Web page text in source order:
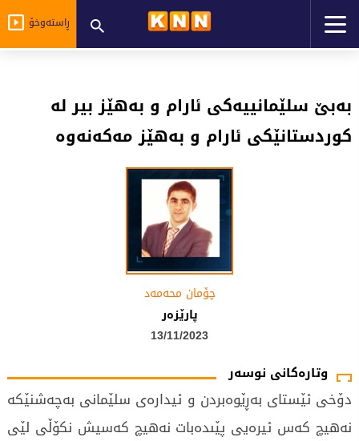
ڕاستەوخۆ
بەبێ سلێمانییەکى ئارام و بەهێز بیر لە
کوردستانێکى ئارام و بەهێز مەکەنەوە
چۆمان محه‌مه‌د
پارێزەر
13/11/2023
وتارەکانی نوسەر
دۆخی ئێستای بەڕێوەبردن و ئیدارەى سلێمانی بەچەشنێكە
نەهیچ كەس ئیرەیى پێىدەبات نەهیچ كەسیش نکۆڵی لێى